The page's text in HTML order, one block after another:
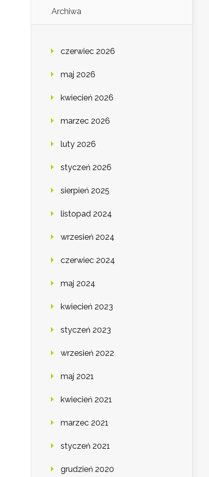
Archiwa
czerwiec 2026
maj 2026
kwiecień 2026
marzec 2026
luty 2026
styczeń 2026
sierpień 2025
listopad 2024
wrzesień 2024
czerwiec 2024
maj 2024
kwiecień 2023
styczeń 2023
wrzesień 2022
maj 2021
kwiecień 2021
marzec 2021
styczeń 2021
grudzień 2020